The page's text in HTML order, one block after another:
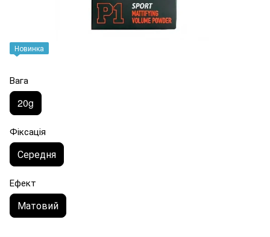
Новинка
Вага
20g
Фіксація
Середня
Ефект
Матовий